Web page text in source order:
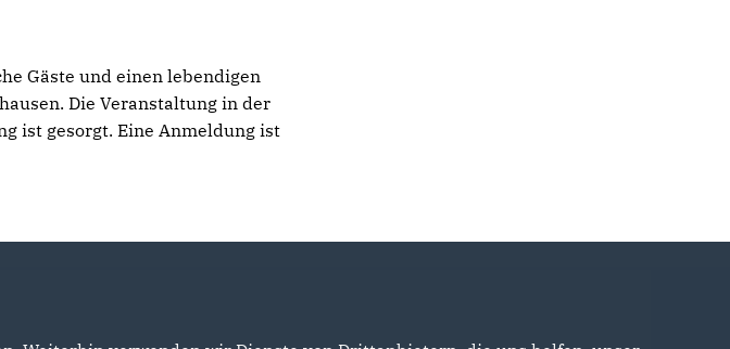
Gäste und einen lebendigen
Die Veranstaltung in der
ist gesorgt. Eine Anmeldung ist